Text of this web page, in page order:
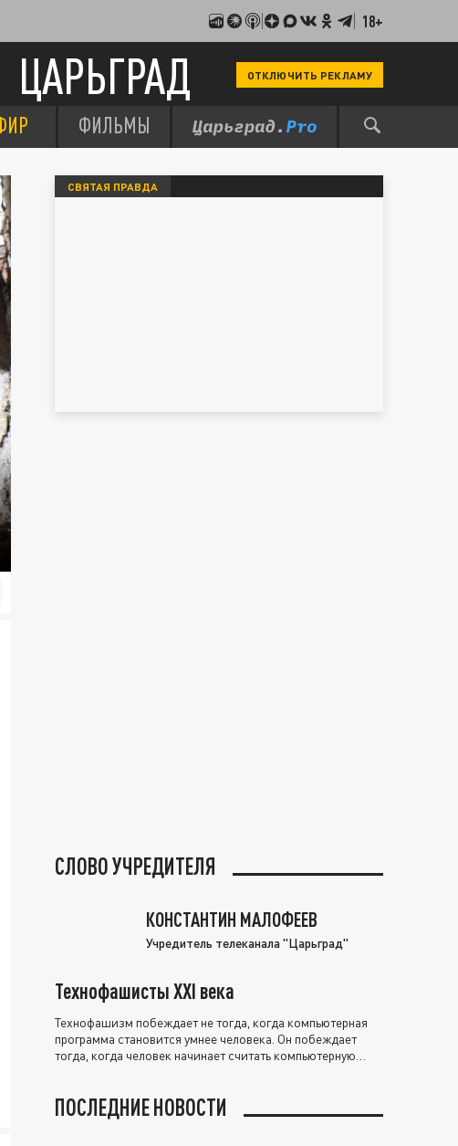
18+
ЦАРЬГРАД ОТКЛЮЧИТЬ РЕКЛАМУ
ФИЛЬМЫ
СВЯТАЯ ПРАВДА
СЛОВО УЧРЕДИТЕЛЯ
КОНСТАНТИН МАЛОФЕЕВ
Учредитель телеканала "Царьград"
Технофашисты XXI века
Технофашизм побеждает не тогда, когда компьютерная
программа становится умнее человека. Он побеждает
тогда, когда человек начинает считать компьютерную
ПОСЛЕДНИЕ НОВОСТИ